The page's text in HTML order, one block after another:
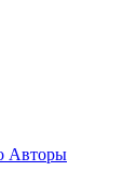
Авторы